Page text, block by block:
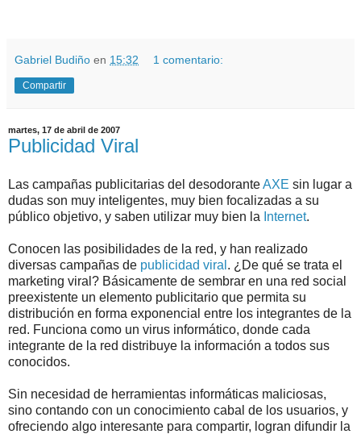
Gabriel Budiño en 15:32 1 comentario:
Compartir
martes, 17 de abril de 2007
Publicidad Viral
Las campañas publicitarias del desodoranteAXE sin lugar a
dudas son muy inteligentes, muy bien focalizadas a su
público objetivo, y saben utilizar muy bien la Internet.
Conocen las posibilidades de la red, y han realizado
diversas campañas de publicidad viral . ¿De qué se trata el
marketing viral? Básicamente de sembrar en una red social
preexistente un elemento publicitario que permita su
distribución en forma exponencial entre los integrantes de la
red. Funciona como un virus informático, donde cada
integrante de la red distribuye la información a todos sus
conocidos.
Sin necesidad de herramientas informáticas maliciosas,
sino contando con un conocimiento cabal de los usuarios, y
ofreciendo algo interesante para compartir, logran difundir la